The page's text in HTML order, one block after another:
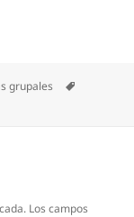
grupales
Los campos